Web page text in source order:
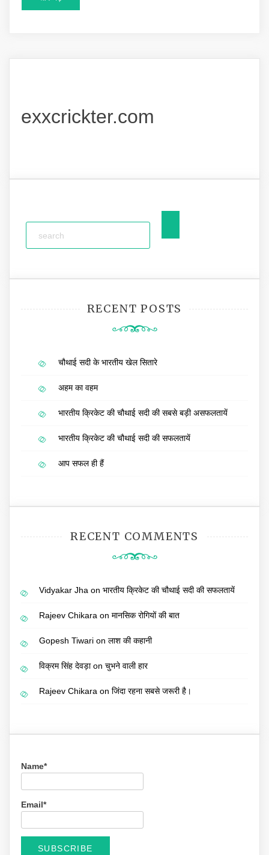
exxcrickter.com
RECENT POSTS
चौथाई सदी के भारतीय खेल सितारे
अहम का वहम
भारतीय क्रिकेट की चौथाई सदी की सबसे बड़ी असफलतायें
भारतीय क्रिकेट की चौथाई सदी की सफलतायें
आप सफल ही हैं
RECENT COMMENTS
Vidyakar Jha on भारतीय क्रिकेट की चौथाई सदी की सफलतायें
Rajeev Chikara on मानसिक रोगियों की बात
Gopesh Tiwari on लाश की कहानी
विक्रम सिंह देवड़ाon चुभने वाली हार
Rajeev Chikara on जिंदा रहना सबसे जरूरी है।
Name*
Email*